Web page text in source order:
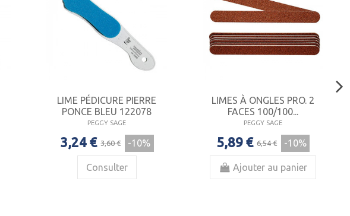
LIME PÉDICURE PIERRE
PONCE BLEU 122078
PEGGY SAGE
3,24 € 3,60 € -10%
Consulter
LIMES À ONGLES PRO. 2
FACES 100/100...
PEGGY SAGE
5,89 € 6,54 € -10%
Ajouter au panier